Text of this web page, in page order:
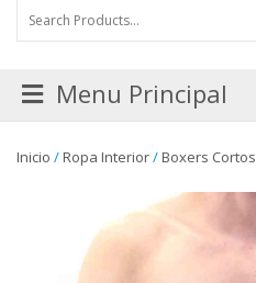
Menu Principal
Inicio /Ropa Interior/Boxers Cortos